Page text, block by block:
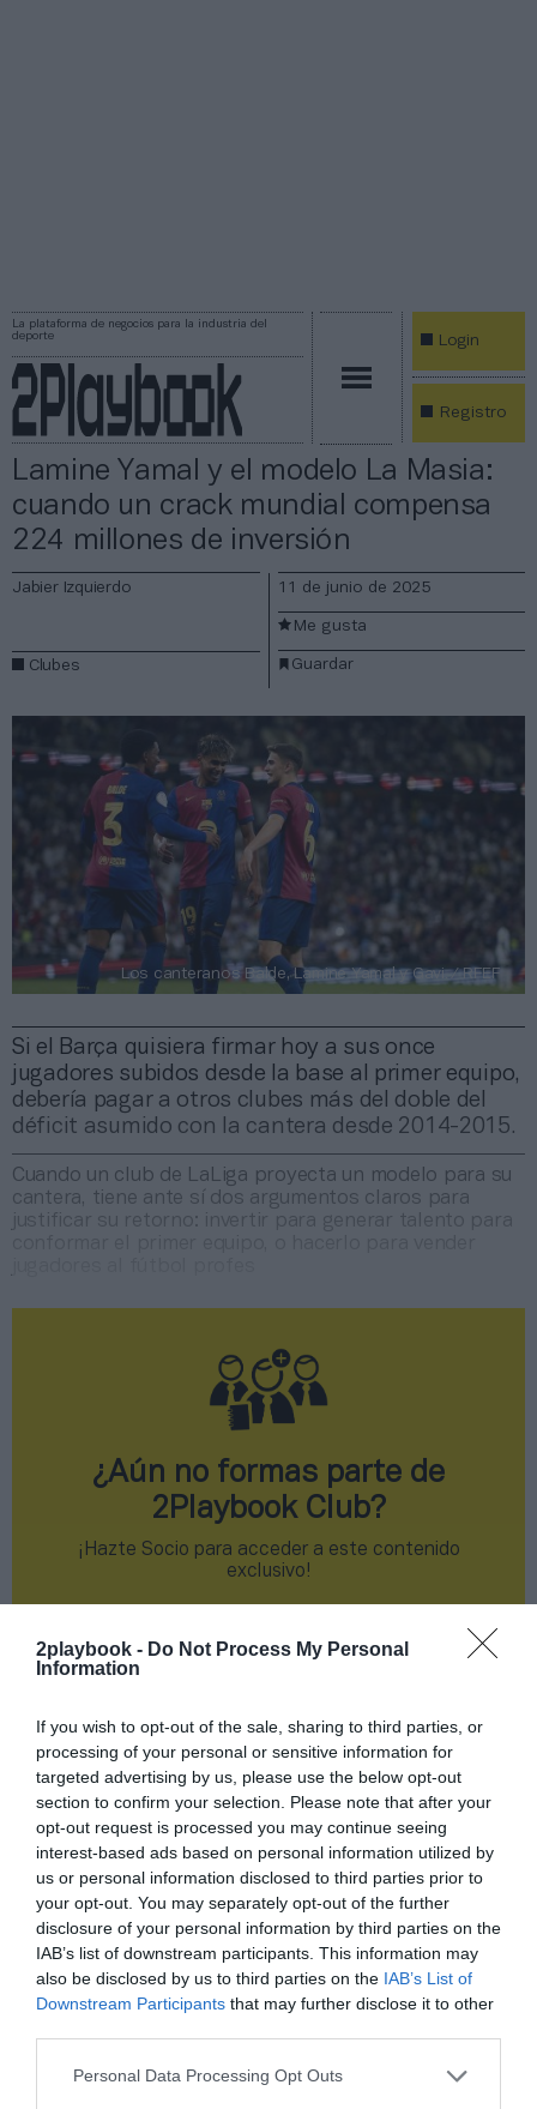
2playbook - Do Not Process My Personal
Information
If you wish to opt-out of the sale, sharing to third parties, or
processing of your personal or sensitive information for
targeted advertising by us, please use the below opt-out
section to confirm your selection. Please note that after your
opt-out request is processed you may continue seeing
interest-based ads based on personal information utilized by
us or personal information disclosed to third parties prior to
your opt-out. You may separately opt-out of the further
disclosure of your personal information by third parties on the
IAB’s list of downstream participants. This information may
also be disclosed by us to third parties on the IAB’s List of
Downstream Participants that may further disclose it to other
Personal Data Processing Opt Outs
La plataforma de negocios para la industria del
deporte
Login
Registro
Índex2P
FC Barcelona
LaLiga
Lamine Yamal y el modelo La Masia:
cuando un crack mundial compensa
224 millones de inversión
Si el Barça quisiera firmar hoy a sus once
jugadores subidos desde la base al primer equipo,
debería pagar a otros clubes más del doble del
déficit asumido con la cantera desde 2014-2015.
Los canteranos Balde, Lamine Yamal y Gavi. / RFEF
Jabier Izquierdo
Clubes
11 de junio de 2025
Guardar
Me gusta
Cuando un club de LaLiga proyecta un modelo para su
cantera, tiene ante sí dos argumentos claros para
justificar su retorno: invertir para generar talento para
¿Aún no formas parte de
2Playbook Club?
¡Hazte Socio para acceder a este contenido
exclusivo!
Compartir
Imprimir
Publicidad